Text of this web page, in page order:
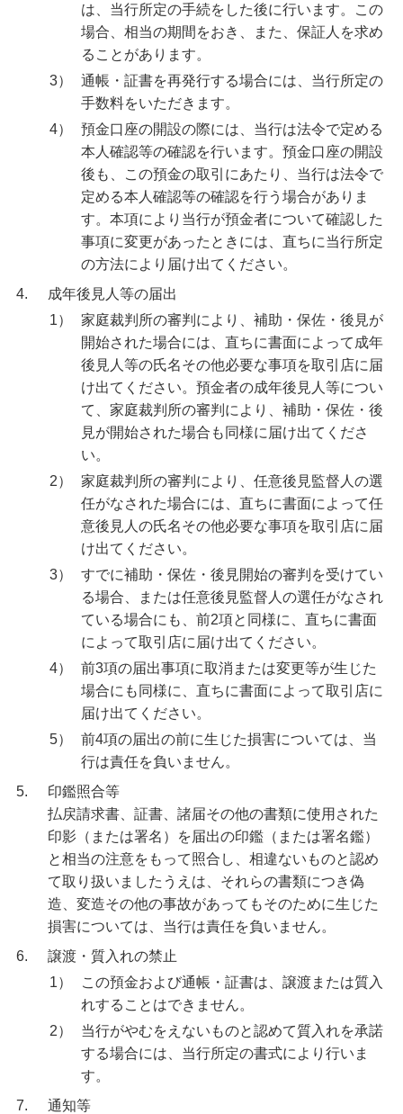
NISA・投資信託申込
iDeCo申込
ライフデザイン・ナビゲーション
みずほ銀行オンライン相談
来店予約（ご相談）
資産形成・資産運用セミナー
相続・保険
学ぶ・考える
お客さまサポート
困ったときは・よくあるご質問
みずほ銀行について
は、当行所定の手続をした後に行います。この
場合、相当の期間をおき、また、保証人を求め
ることがあります。
3）
通帳・証書を再発行する場合には、当行所定の
手数料をいただきます。
4）
預金口座の開設の際には、当行は法令で定める
本人確認等の確認を行います。預金口座の開設
後も、この預金の取引にあたり、当行は法令で
定める本人確認等の確認を行う場合がありま
す。本項により当行が預金者について確認した
事項に変更があったときには、直ちに当行所定
の方法により届け出てください。
4.
成年後見人等の届出
1）
家庭裁判所の審判により、補助・保佐・後見が
開始された場合には、直ちに書面によって成年
後見人等の氏名その他必要な事項を取引店に届
け出てください。預金者の成年後見人等につい
て、家庭裁判所の審判により、補助・保佐・後
見が開始された場合も同様に届け出てくださ
い。
2）
家庭裁判所の審判により、任意後見監督人の選
任がなされた場合には、直ちに書面によって任
意後見人の氏名その他必要な事項を取引店に届
け出てください。
3）
すでに補助・保佐・後見開始の審判を受けてい
る場合、または任意後見監督人の選任がなされ
ている場合にも、前2項と同様に、直ちに書面
によって取引店に届け出てください。
4）
前3項の届出事項に取消または変更等が生じた
場合にも同様に、直ちに書面によって取引店に
届け出てください。
5）
前4項の届出の前に生じた損害については、当
行は責任を負いません。
5.
印鑑照合等
払戻請求書、証書、諸届その他の書類に使用された
印影（または署名）を届出の印鑑（または署名鑑）
と相当の注意をもって照合し、相違ないものと認め
て取り扱いましたうえは、それらの書類につき偽
造、変造その他の事故があってもそのために生じた
損害については、当行は責任を負いません。
6.
譲渡・質入れの禁止
1）
この預金および通帳・証書は、譲渡または質入
れすることはできません。
2）
当行がやむをえないものと認めて質入れを承諾
する場合には、当行所定の書式により行いま
す。
7.
通知等